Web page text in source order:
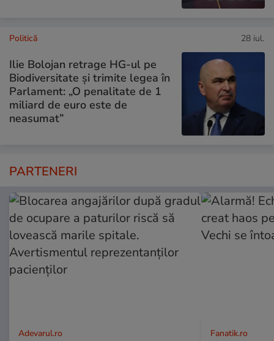
Politică 28 iul.
Ilie Bolojan retrage HG-ul pe
Biodiversitate și trimite legea în
Parlament: „O penalitate de 1
miliard de euro este de
neasumat”
PARTENERI
Adevarul.ro Fanatik.ro